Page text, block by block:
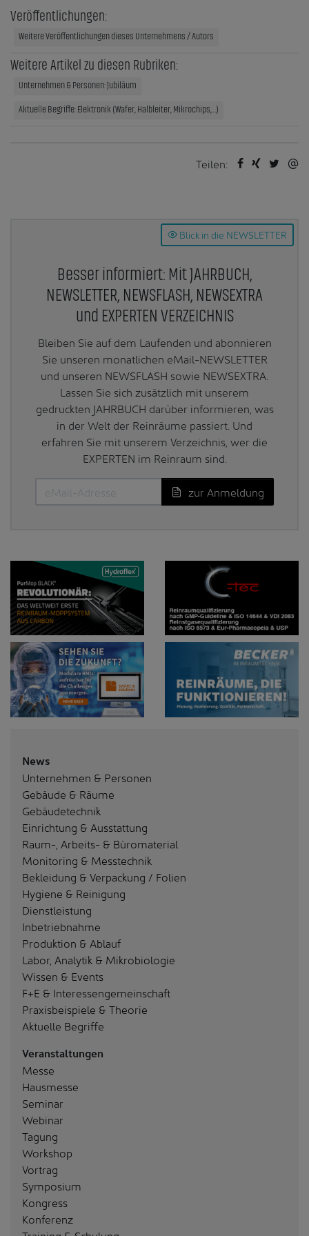
Veröffentlichungen:
Weitere Veröffentlichungen dieses Unternehmens / Autors
Weitere Artikel zu diesen Rubriken:
Unternehmen & Personen: Jubiläum
Aktuelle Begriffe: Elektronik (Wafer, Halbleiter, Mikrochips,...)
Teilen:
Blick in die NEWSLETTER
Besser informiert: Mit JAHRBUCH,
NEWSLETTER, NEWSFLASH, NEWSEXTRA
und EXPERTEN VERZEICHNIS
Bleiben Sie auf dem Laufenden und abonnieren
Sie unseren monatlichen eMail-NEWSLETTER
und unseren NEWSFLASH sowie NEWSEXTRA.
Lassen Sie sich zusätzlich mit unserem
gedruckten JAHRBUCH darüber informieren, was
in der Welt der Reinräume passiert. Und
erfahren Sie mit unserem Verzeichnis, wer die
EXPERTEN im Reinraum sind.
zur Anmeldung
News
Unternehmen & Personen
Gebäude & Räume
Gebäudetechnik
Einrichtung & Ausstattung
Raum-, Arbeits- & Büromaterial
Monitoring & Messtechnik
Bekleidung & Verpackung / Folien
Hygiene & Reinigung
Dienstleistung
Inbetriebnahme
Produktion & Ablauf
Labor, Analytik & Mikrobiologie
Wissen & Events
F+E & Interessengemeinschaft
Praxisbeispiele & Theorie
Aktuelle Begriffe
Veranstaltungen
Messe
Hausmesse
Seminar
Webinar
Tagung
Workshop
Vortrag
Symposium
Kongress
Konferenz